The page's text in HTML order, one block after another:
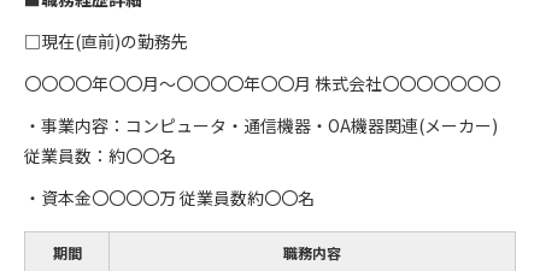
□現在(直前)の勤務先
〇〇〇〇年〇〇月～〇〇〇〇年〇〇月 株式会社〇〇〇〇〇〇〇
・事業内容：コンピュータ・通信機器・OA機器関連(メーカー)
従業員数：約〇〇名
・資本金〇〇〇〇万 従業員数約〇〇名
期間 職務内容